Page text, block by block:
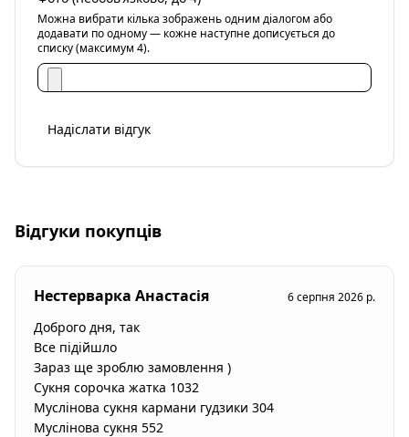
Можна вибрати кілька зображень одним діалогом або
додавати по одному — кожне наступне дописується до
списку (максимум 4).
Надіслати відгук
Відгуки покупців
Нестерварка Анастасія 6 серпня 2026 р.
Доброго дня, так
Все підійшло
Зараз ще зроблю замовлення )
Сукня сорочка жатка 1032
Муслінова сукня кармани гудзики 304
Муслінова сукня 552